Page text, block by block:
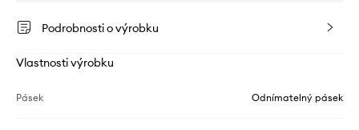
Podrobnosti o výrobku
Vlastnosti výrobku
Pásek Odnímatelný pásek